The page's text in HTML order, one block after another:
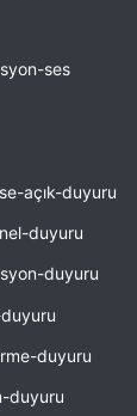
ses
açık-duyuru
duyuru
duyuru
duyuru
duyuru